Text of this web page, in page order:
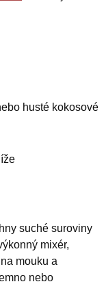
husté kokosové
suché suroviny
mixér,
mouku a
nebo